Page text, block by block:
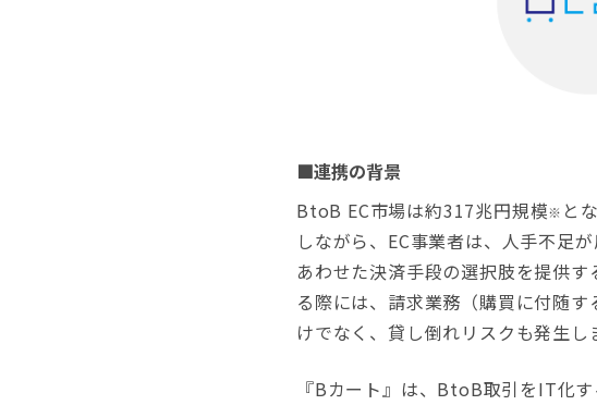
■連携の背景
BtoB EC市場は約317兆円規模※ と
しながら、EC事業者は、人手不足
あわせた決済手段の選択肢を提供
る際には、請求業務（購買に付随
けでなく、貸し倒れリスクも発生し
『Bカート』は、BtoB取引をIT化